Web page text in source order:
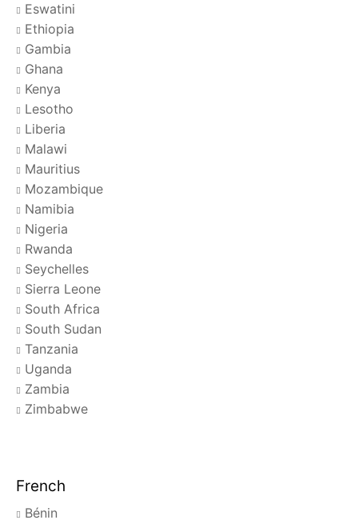
Eswatini
Ethiopia
Gambia
Ghana
Kenya
Lesotho
Liberia
Malawi
Mauritius
Mozambique
Namibia
Nigeria
Rwanda
Seychelles
Sierra Leone
South Africa
South Sudan
Tanzania
Uganda
Zambia
Zimbabwe
French
Bénin